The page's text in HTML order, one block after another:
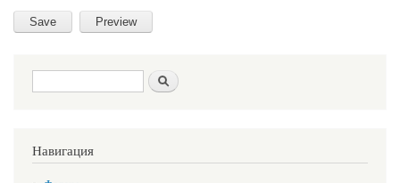
Search form
Навигация